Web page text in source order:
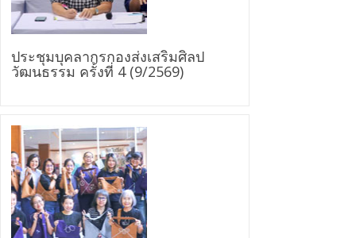
ประชุมบุคลากรกองส่งเสริมศิลป
วัฒนธรรม ครั้งที่ 4 (9/2569)